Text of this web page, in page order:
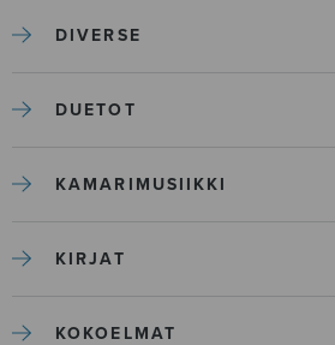
DIVERSE
DUETOT
KAMARIMUSIIKKI
KIRJAT
KOKOELMAT